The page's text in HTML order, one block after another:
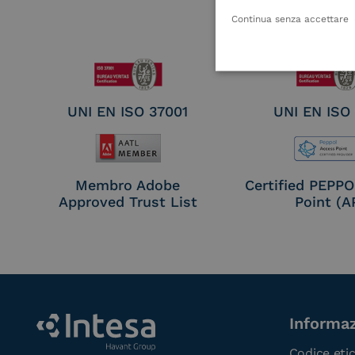
Electronic
UNI EN ISO 37001 UNI EN ISO
Membro Adobe
Approved Trust List
Certified
Point
Continua senza accettare